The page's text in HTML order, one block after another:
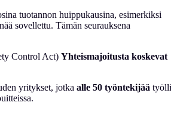
tuotannon huippukausina, esimerkiksi
sovellettu. Tämän seurauksena
Control Act) Yhteismajoitusta koskevat
yritykset, jotka alle 50 työntekijää